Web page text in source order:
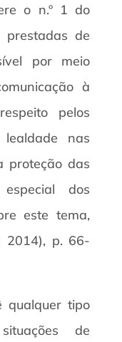
o n.º 1 do
prestadas de
por meio
à
pelos
nas
proteção das
dos
este tema,
2014), p. 66-
qualquer tipo
de